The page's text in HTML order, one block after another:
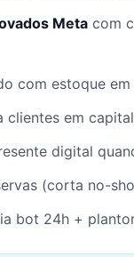
Meta com
com estoque
clientes em
digital
(corta no-
bot 24h +